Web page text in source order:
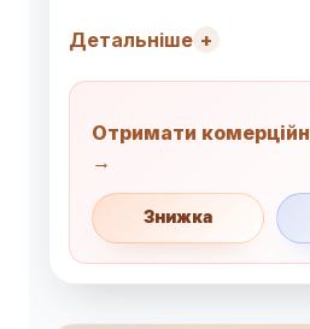
Детальніше
Отримати
→
Знижка